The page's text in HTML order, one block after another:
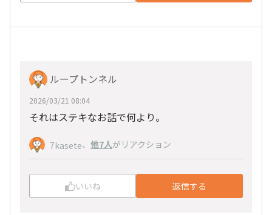
ループトンネル
2026/03/21 08:04
それはステキなお話で何より。
7kasete、 他7人がリアクション
いいね 返信する